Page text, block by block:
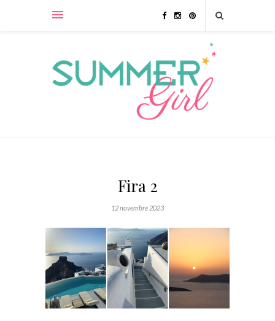
Fira 2
12 novembre 2023